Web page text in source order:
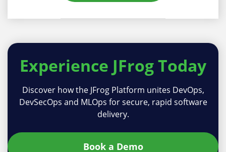
Experience JFrog Today
Discover how the JFrog Platform unites DevOps,
DevSecOps and MLOps for secure, rapid software
delivery.
Book a Demo